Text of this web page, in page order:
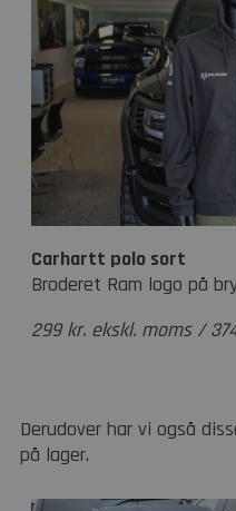
Carhartt polo sort
Broderet Ram logo på
299 kr. ekskl. moms /
Derudover har vi også
på lager.